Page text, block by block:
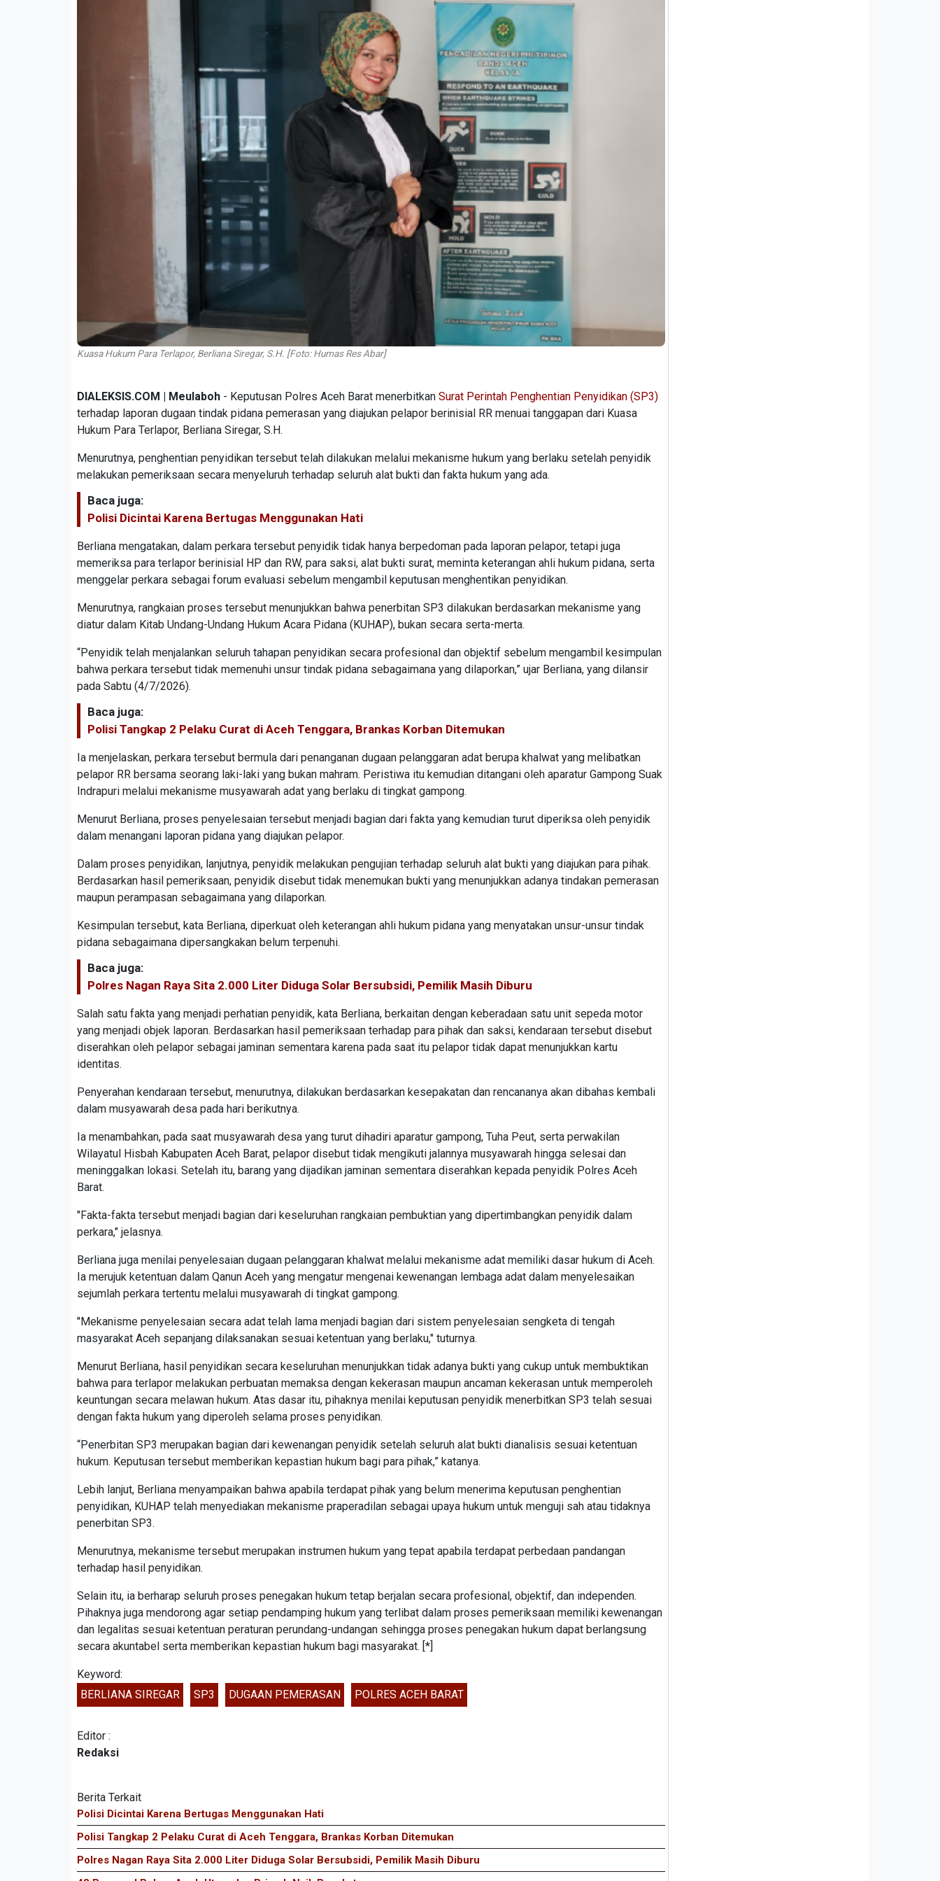
Kuasa Hukum Para Terlapor, Berliana Siregar, S.H. [Foto: Humas Res Abar]
DIALEKSIS.COM | Meulaboh - Keputusan Polres Aceh Barat menerbitkan Surat Perintah Penghentian Penyidikan (SP3)
terhadap laporan dugaan tindak pidana pemerasan yang diajukan pelapor berinisial RR menuai tanggapan dari Kuasa
Hukum Para Terlapor, Berliana Siregar, S.H.
Menurutnya, penghentian penyidikan tersebut telah dilakukan melalui mekanisme hukum yang berlaku setelah penyidik
melakukan pemeriksaan secara menyeluruh terhadap seluruh alat bukti dan fakta hukum yang ada.
Baca juga:
Polisi Dicintai Karena Bertugas Menggunakan Hati
Berliana mengatakan, dalam perkara tersebut penyidik tidak hanya berpedoman pada laporan pelapor, tetapi juga
memeriksa para terlapor berinisial HP dan RW, para saksi, alat bukti surat, meminta keterangan ahli hukum pidana, serta
menggelar perkara sebagai forum evaluasi sebelum mengambil keputusan menghentikan penyidikan.
Menurutnya, rangkaian proses tersebut menunjukkan bahwa penerbitan SP3 dilakukan berdasarkan mekanisme yang
diatur dalam Kitab Undang-Undang Hukum Acara Pidana (KUHAP), bukan secara serta-merta.
“Penyidik telah menjalankan seluruh tahapan penyidikan secara profesional dan objektif sebelum mengambil kesimpulan
bahwa perkara tersebut tidak memenuhi unsur tindak pidana sebagaimana yang dilaporkan,” ujar Berliana, yang dilansir
pada Sabtu (4/7/2026).
Baca juga:
Polisi Tangkap 2 Pelaku Curat di Aceh Tenggara, Brankas Korban Ditemukan
Ia menjelaskan, perkara tersebut bermula dari penanganan dugaan pelanggaran adat berupa khalwat yang melibatkan
pelapor RR bersama seorang laki-laki yang bukan mahram. Peristiwa itu kemudian ditangani oleh aparatur Gampong Suak
Indrapuri melalui mekanisme musyawarah adat yang berlaku di tingkat gampong.
Menurut Berliana, proses penyelesaian tersebut menjadi bagian dari fakta yang kemudian turut diperiksa oleh penyidik
dalam menangani laporan pidana yang diajukan pelapor.
Dalam proses penyidikan, lanjutnya, penyidik melakukan pengujian terhadap seluruh alat bukti yang diajukan para pihak.
Berdasarkan hasil pemeriksaan, penyidik disebut tidak menemukan bukti yang menunjukkan adanya tindakan pemerasan
maupun perampasan sebagaimana yang dilaporkan.
Kesimpulan tersebut, kata Berliana, diperkuat oleh keterangan ahli hukum pidana yang menyatakan unsur-unsur tindak
pidana sebagaimana dipersangkakan belum terpenuhi.
Baca juga:
Polres Nagan Raya Sita 2.000 Liter Diduga Solar Bersubsidi, Pemilik Masih Diburu
Salah satu fakta yang menjadi perhatian penyidik, kata Berliana, berkaitan dengan keberadaan satu unit sepeda motor
yang menjadi objek laporan. Berdasarkan hasil pemeriksaan terhadap para pihak dan saksi, kendaraan tersebut disebut
diserahkan oleh pelapor sebagai jaminan sementara karena pada saat itu pelapor tidak dapat menunjukkan kartu
identitas.
Penyerahan kendaraan tersebut, menurutnya, dilakukan berdasarkan kesepakatan dan rencananya akan dibahas kembali
dalam musyawarah desa pada hari berikutnya.
Ia menambahkan, pada saat musyawarah desa yang turut dihadiri aparatur gampong, Tuha Peut, serta perwakilan
Wilayatul Hisbah Kabupaten Aceh Barat, pelapor disebut tidak mengikuti jalannya musyawarah hingga selesai dan
meninggalkan lokasi. Setelah itu, barang yang dijadikan jaminan sementara diserahkan kepada penyidik Polres Aceh
Barat.
"Fakta-fakta tersebut menjadi bagian dari keseluruhan rangkaian pembuktian yang dipertimbangkan penyidik dalam
perkara," jelasnya.
Berliana juga menilai penyelesaian dugaan pelanggaran khalwat melalui mekanisme adat memiliki dasar hukum di Aceh.
Ia merujuk ketentuan dalam Qanun Aceh yang mengatur mengenai kewenangan lembaga adat dalam menyelesaikan
sejumlah perkara tertentu melalui musyawarah di tingkat gampong.
"Mekanisme penyelesaian secara adat telah lama menjadi bagian dari sistem penyelesaian sengketa di tengah
masyarakat Aceh sepanjang dilaksanakan sesuai ketentuan yang berlaku," tuturnya.
Menurut Berliana, hasil penyidikan secara keseluruhan menunjukkan tidak adanya bukti yang cukup untuk membuktikan
bahwa para terlapor melakukan perbuatan memaksa dengan kekerasan maupun ancaman kekerasan untuk memperoleh
keuntungan secara melawan hukum. Atas dasar itu, pihaknya menilai keputusan penyidik menerbitkan SP3 telah sesuai
dengan fakta hukum yang diperoleh selama proses penyidikan.
“Penerbitan SP3 merupakan bagian dari kewenangan penyidik setelah seluruh alat bukti dianalisis sesuai ketentuan
hukum. Keputusan tersebut memberikan kepastian hukum bagi para pihak,” katanya.
Lebih lanjut, Berliana menyampaikan bahwa apabila terdapat pihak yang belum menerima keputusan penghentian
penyidikan, KUHAP telah menyediakan mekanisme praperadilan sebagai upaya hukum untuk menguji sah atau tidaknya
penerbitan SP3.
Menurutnya, mekanisme tersebut merupakan instrumen hukum yang tepat apabila terdapat perbedaan pandangan
terhadap hasil penyidikan.
Selain itu, ia berharap seluruh proses penegakan hukum tetap berjalan secara profesional, objektif, dan independen.
Pihaknya juga mendorong agar setiap pendamping hukum yang terlibat dalam proses pemeriksaan memiliki kewenangan
dan legalitas sesuai ketentuan peraturan perundang-undangan sehingga proses penegakan hukum dapat berlangsung
secara akuntabel serta memberikan kepastian hukum bagi masyarakat. [*]
Keyword:
BERLIANA SIREGAR
SP3 DUGAAN PEMERASAN POLRES ACEH BARAT
Editor :
Redaksi
Berita Terkait
Polisi Dicintai Karena Bertugas Menggunakan Hati
Polisi Tangkap 2 Pelaku Curat di Aceh Tenggara, Brankas Korban Ditemukan
Polres Nagan Raya Sita 2.000 Liter Diduga Solar Bersubsidi, Pemilik Masih Diburu